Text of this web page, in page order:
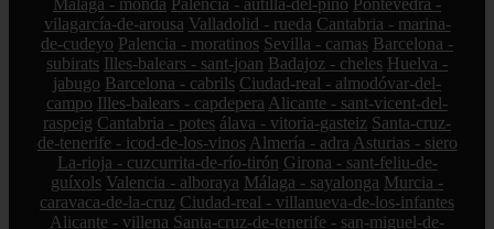
Málaga - monda Palencia - autilla-del-pino Pontevedra -
vilagarcía-de-arousa Valladolid - rueda Cantabria - marina-
de-cudeyo Palencia - moratinos Sevilla - camas Barcelona -
subirats Illes-balears - sant-joan Badajoz - cheles Huelva -
jabugo Barcelona - cabrils Ciudad-real - almodóvar-del-
campo Illes-balears - capdepera Alicante - sant-vicent-del-
raspeig Cantabria - potes álava - vitoria-gasteiz Santa-cruz-
de-tenerife - icod-de-los-vinos Almería - adra Asturias - siero
La-rioja - cuzcurrita-de-río-tirón Girona - sant-feliu-de-
guíxols Valencia - alboraya Málaga - sayalonga Murcia -
caravaca-de-la-cruz Ciudad-real - villanueva-de-los-infantes
Alicante - villena Santa-cruz-de-tenerife - san-miguel-de-